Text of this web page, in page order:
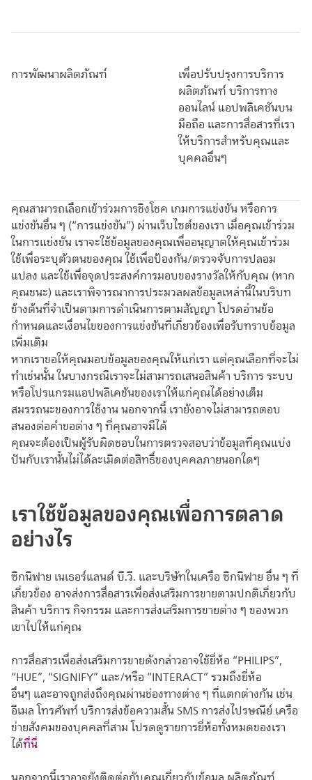
การพัฒนาผลิตภัณฑ์
เพื่อปรับปรุงการบริการ
ผลิตภัณฑ์ บริการทาง
ออนไลน์ แอปพลิเคชันบน
มือถือ และการสื่อสารที่เรา
ให้บริการสำหรับคุณและ
บุคคลอื่นๆ
คุณสามารถเลือกเข้าร่วมการชิงโชค เกมการแข่งขัน หรือการ
แข่งขันอื่น ๆ (“การแข่งขัน”) ผ่านเว็บไซต์ของเรา เมื่อคุณเข้าร่วม
ในการแข่งขัน เราจะใช้ข้อมูลของคุณเพื่ออนุญาตให้คุณเข้าร่วม
ใช้เพื่อระบุตัวตนของคุณ ใช้เพื่อป้องกัน/ตรวจจับการปลอม
แปลง และใช้เพื่อจุดประสงค์การมอบของรางวัลให้กับคุณ (หาก
คุณชนะ) และเราพิจารณาการประมวลผลข้อมูลเหล่านี้ในบริบท
ข้างต้นที่จำเป็นตามการดำเนินการตามสัญญา โปรดอ่านข้อ
กำหนดและเงื่อนไขของการแข่งขันที่เกี่ยวข้องเพื่อรับทราบข้อมูล
เพิ่มเติม
หากเราขอให้คุณมอบข้อมูลของคุณให้แก่เรา แต่คุณเลือกที่จะไม่
ทำเช่นนั้น ในบางกรณีเราจะไม่สามารถเสนอสินค้า บริการ ระบบ
หรือโปรแกรมแอปพลิเคชันของเราให้แก่คุณได้อย่างเต็ม
สมรรถนะของการใช้งาน นอกจากนี้ เรายังอาจไม่สามารถตอบ
สนองต่อคำขอต่าง ๆ ที่คุณอาจมีได้
คุณจะต้องเป็นผู้รับผิดชอบในการตรวจสอบว่าข้อมูลที่คุณแบ่ง
ปันกับเรานั้นไม่ได้ละเมิดต่อสิทธิ์ของบุคคลภายนอกใดๆ
เราใช้ข้อมูลของคุณเพื่อการตลาด
อย่างไร
ซิกนิฟาย เนเธอร์แลนด์ บี.วี. และบริษัทในเครือ ซิกนิฟาย อื่น ๆ ที่
เกี่ยวข้อง อาจส่งการสื่อสารเพื่อส่งเสริมการขายตามปกติเกี่ยวกับ
สินค้า บริการ กิจกรรม และการส่งเสริมการขายต่าง ๆ ของพวก
เขาไปให้แก่คุณ
การสื่อสารเพื่อส่งเสริมการขายดังกล่าวอาจใช้ยี่ห้อ “PHILIPS”,
“HUE”, “SIGNIFY” และ/หรือ “INTERACT” รวมถึงยี่ห้อ
อื่นๆ และอาจถูกส่งถึงคุณผ่านช่องทางต่าง ๆ ที่แตกต่างกัน เช่น
อีเมล โทรศัพท์ บริการส่งข้อความสั้น SMS การส่งไปรษณีย์ เครือ
ข่ายสังคมของบุคคลที่สาม โปรดดูรายการยี่ห้อทั้งหมดของเรา
ได้ที่นี่